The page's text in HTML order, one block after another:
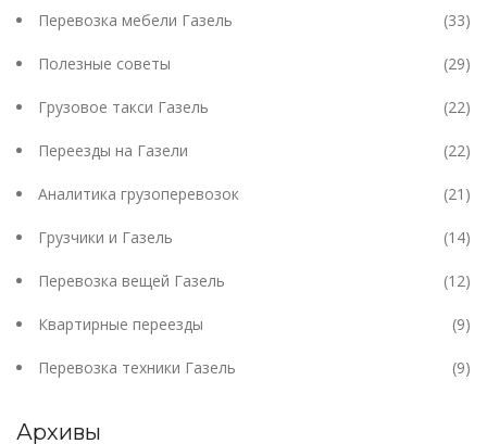
Перевозка мебели Газель (33)
Полезные советы (29)
Грузовое такси Газель (22)
Переезды на Газели (22)
Аналитика грузоперевозок (21)
Грузчики и Газель (14)
Перевозка вещей Газель (12)
Квартирные переезды (9)
Перевозка техники Газель (9)
Архивы